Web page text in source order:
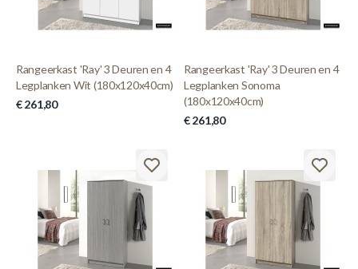
Rangeerkast 'Ray' 3 Deuren en 4
Legplanken Wit (180x120x40cm)
€ 261,80
Rangeerkast 'Ray' 3 Deuren en 4
Legplanken Sonoma
(180x120x40cm)
€ 261,80